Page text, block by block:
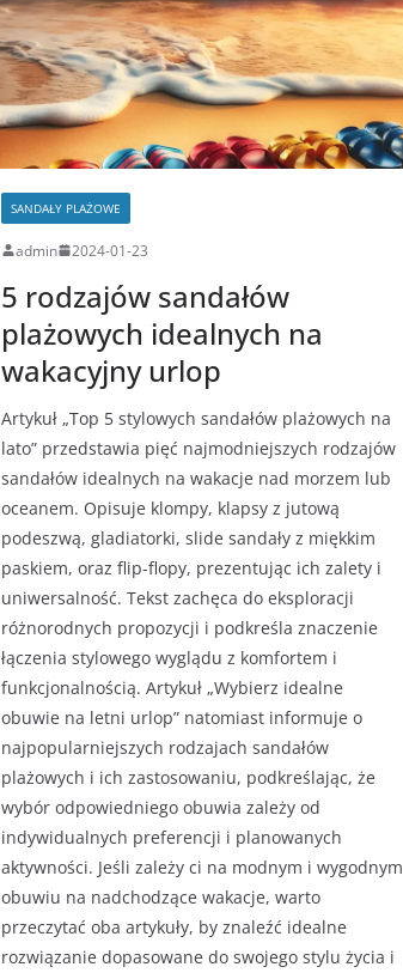
SANDAŁY PLAŻOWE
admin 2024-01-23
5 rodzajów sandałów
plażowych idealnych na
wakacyjny urlop
Artykuł „Top 5 stylowych sandałów plażowych na
lato” przedstawia pięć najmodniejszych rodzajów
sandałów idealnych na wakacje nad morzem lub
oceanem. Opisuje klompy, klapsy z jutową
podeszwą, gladiatorki, slide sandały z miękkim
paskiem, oraz flip-flopy, prezentując ich zalety i
uniwersalność. Tekst zachęca do eksploracji
różnorodnych propozycji i podkreśla znaczenie
łączenia stylowego wyglądu z komfortem i
funkcjonalnością. Artykuł „Wybierz idealne
obuwie na letni urlop” natomiast informuje o
najpopularniejszych rodzajach sandałów
plażowych i ich zastosowaniu, podkreślając, że
wybór odpowiedniego obuwia zależy od
indywidualnych preferencji i planowanych
aktywności. Jeśli zależy ci na modnym i wygodnym
obuwiu na nadchodzące wakacje, warto
przeczytać oba artykuły, by znaleźć idealne
rozwiązanie dopasowane do swojego stylu życia i